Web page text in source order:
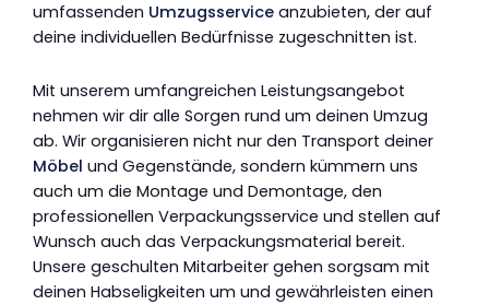
umfassenden Umzugsservice anzubieten, der auf
deine individuellen Bedürfnisse zugeschnitten ist.
Mit unserem umfangreichen Leistungsangebot
nehmen wir dir alle Sorgen rund um deinen Umzug
ab. Wir organisieren nicht nur den Transport deiner
Möbel und Gegenstände, sondern kümmern uns
auch um die Montage und Demontage, den
professionellen Verpackungsservice und stellen auf
Wunsch auch das Verpackungsmaterial bereit.
Unsere geschulten Mitarbeiter gehen sorgsam mit
deinen Habseligkeiten um und gewährleisten einen